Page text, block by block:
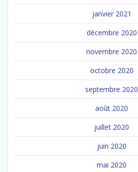
janvier 2021
décembre 2020
novembre 2020
octobre 2020
septembre 2020
août 2020
juillet 2020
juin 2020
mai 2020